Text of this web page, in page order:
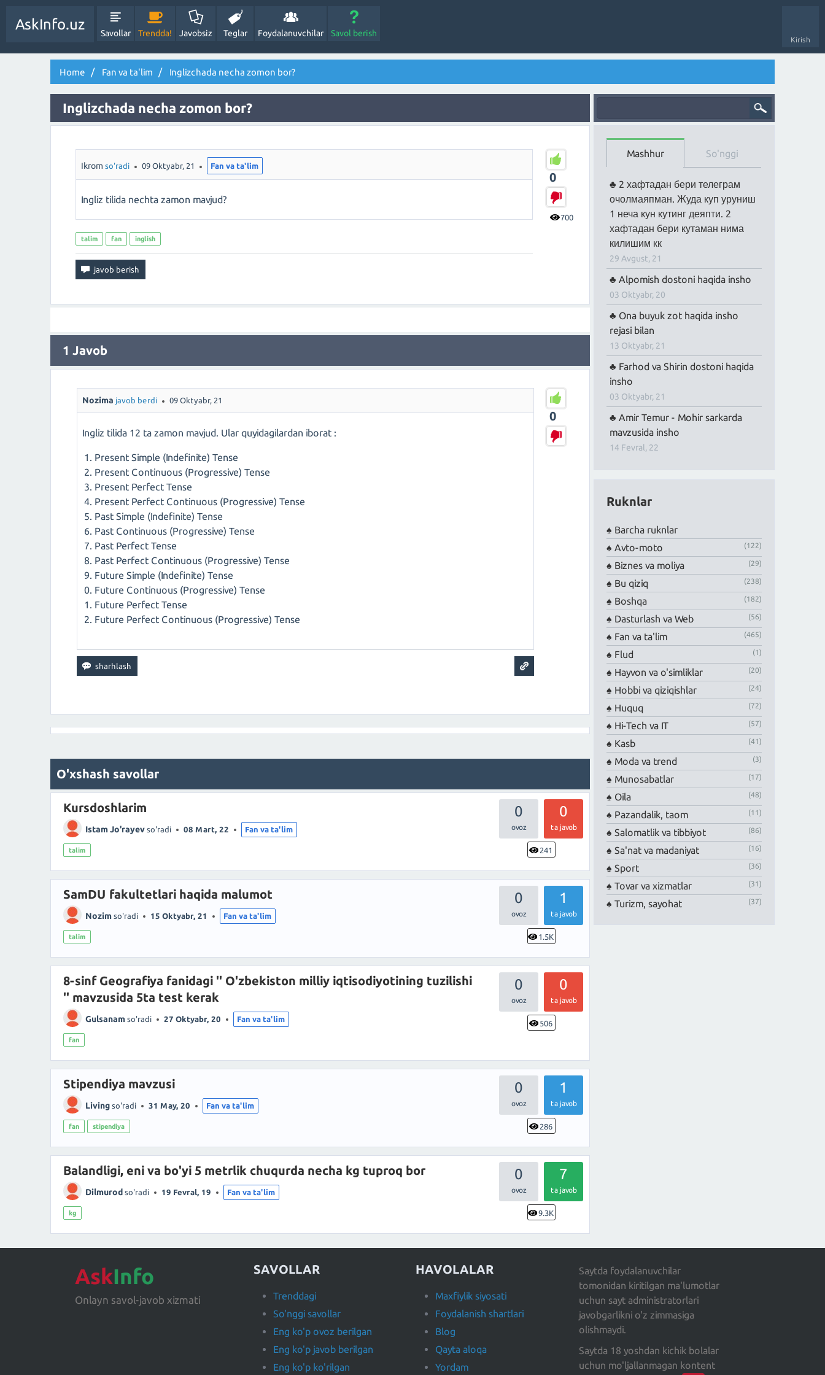
Kirish
AskInfo.uz
Savollar Trendda! Javobsiz Teglar Foydalanuvchilar Savol berish
Home Fan va ta'lim Inglizchada necha zomon bor?
Inglizchada necha zomon bor?
0
700
Ikrom so'radi 09 Oktyabr, 21 Fan va ta'lim
Ingliz tilida nechta zamon mavjud?
talim fan inglish
1 Javob
0
Nozima javob berdi 09 Oktyabr, 21
Ingliz tilida 12 ta zamon mavjud. Ular quyidagilardan iborat :
Present Simple (Indefinite) Tense
Present Continuous (Progressive) Tense
Present Perfect Tense
Present Perfect Continuous (Progressive) Tense
Past Simple (Indefinite) Tense
Past Continuous (Progressive) Tense
Past Perfect Tense
Past Perfect Continuous (Progressive) Tense
Future Simple (Indefinite) Tense
Future Continuous (Progressive) Tense
Future Perfect Tense
Future Perfect Continuous (Progressive) Tense
O'xshash savollar
0 0
ta javob
241
Kursdoshlarim
Istam Jo'rayev so'radi 08 Mart, 22 Fan va ta'lim
talim
0 1
ta javob
1.5K
SamDU fakultetlari haqida malumot
Nozim so'radi 15 Oktyabr, 21 Fan va ta'lim
talim
0 0
ta javob
506
8-sinf Geografiya fanidagi '' O'zbekiston milliy iqtisodiyotining tuzilishi
'' mavzusida 5ta test kerak
Gulsanam so'radi 27 Oktyabr, 20 Fan va ta'lim
fan
0 1
ta javob
286
Stipendiya mavzusi
Living so'radi 31 May, 20 Fan va ta'lim
fan stipendiya
0 7
ta javob
9.3K
Balandligi, eni va bo'yi 5 metrlik chuqurda necha kg tuproq bor
Dilmurod so'radi 19 Fevral, 19 Fan va ta'lim
kg
Mashhur So'nggi
2 хафтадан бери телеграм
очолмаяпман. Жуда куп уруниш
1 неча кун кутинг деяпти. 2
хафтадан бери кутаман нима
килишим кк
29 Avgust, 21
Alpomish dostoni haqida insho
03 Oktyabr, 20
Ona buyuk zot haqida insho
rejasi bilan
13 Oktyabr, 21
Farhod va Shirin dostoni haqida
insho
03 Oktyabr, 21
Amir Temur - Mohir sarkarda
mavzusida insho
14 Fevral, 22
Ruknlar
Barcha ruknlar
Avto-moto
(122)
Biznes va moliya (29)
Bu qiziq (238)
Boshqa (182)
Dasturlash va Web (56)
Fan va ta'lim (465)
Flud (1)
Hayvon va o'simliklar (20)
Hobbi va qiziqishlar (24)
Huquq (72)
Hi-Tech va IT (57)
Kasb (41)
Moda va trend (3)
Munosabatlar (17)
Oila (48)
Pazandalik, taom (11)
Salomatlik va tibbiyot (86)
Sa'nat va madaniyat (16)
Sport (36)
Tovar va xizmatlar (31)
Turizm, sayohat (37)
AskInfo
Onlayn savol-javob xizmati
SAVOLLAR
Trenddagi
So'nggi savollar
Eng ko'p ovoz berilgan
Eng ko'p javob berilgan
Eng ko'p ko'rilgan
HAVOLALAR
Maxfiylik siyosati
Foydalanish shartlari
Blog
Qayta aloqa
Yordam
Saytda foydalanuvchilar
tomonidan kiritilgan ma'lumotlar
uchun sayt administratorlari
javobgarlikni o'z zimmasiga
olishmaydi.
Saytda 18 yoshdan kichik bolalar
uchun mo'ljallanmagan kontent